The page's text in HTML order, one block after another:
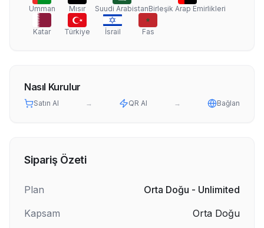
Umman Mısır Suudi ArabistanBirleşik Arap Emirlikleri
Katar Türkiye İsrail Fas
Nasıl Kurulur
Satın Al → QR Al → Bağlan
Sipariş Özeti
Plan
Orta Doğu - Unlimited
Kapsam
Orta Doğu